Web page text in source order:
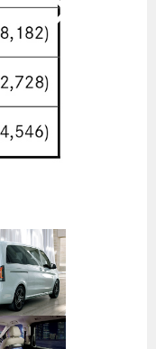
マツダ
スズキ